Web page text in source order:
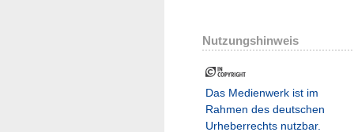
Nutzungshinweis
Das Medienwerk ist im
Rahmen des deutschen
Urheberrechts nutzbar.